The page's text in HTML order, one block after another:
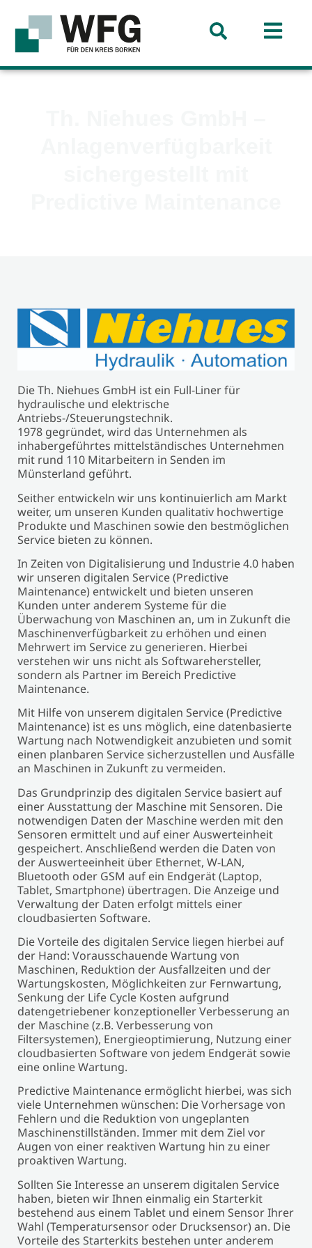
Die Th. Niehues GmbH ist ein Full-Liner für
hydraulische und elektrische
Antriebs-/Steuerungstechnik.
1978 gegründet, wird das Unternehmen als
inhabergeführtes mittelständisches Unternehmen
mit rund 110 Mitarbeitern in Senden im
Münsterland geführt.
Seither entwickeln wir uns kontinuierlich am Markt
weiter, um unseren Kunden qualitativ hochwertige
Produkte und Maschinen sowie den bestmöglichen
Service bieten zu können.
In Zeiten von Digitalisierung und Industrie 4.0 haben
wir unseren digitalen Service (Predictive
Maintenance) entwickelt und bieten unseren
Kunden unter anderem Systeme für die
Überwachung von Maschinen an, um in Zukunft die
Maschinenverfügbarkeit zu erhöhen und einen
Mehrwert im Service zu generieren. Hierbei
verstehen wir uns nicht als Softwarehersteller,
sondern als Partner im Bereich Predictive
Maintenance.
Mit Hilfe von unserem digitalen Service (Predictive
Maintenance) ist es uns möglich, eine datenbasierte
Wartung nach Notwendigkeit anzubieten und somit
einen planbaren Service sicherzustellen und Ausfälle
an Maschinen in Zukunft zu vermeiden.
Das Grundprinzip des digitalen Service basiert auf
einer Ausstattung der Maschine mit Sensoren. Die
notwendigen Daten der Maschine werden mit den
Sensoren ermittelt und auf einer Auswerteinheit
gespeichert. Anschließend werden die Daten von
der Auswerteeinheit über Ethernet, W-LAN,
Bluetooth oder GSM auf ein Endgerät (Laptop,
Tablet, Smartphone) übertragen. Die Anzeige und
Verwaltung der Daten erfolgt mittels einer
cloudbasierten Software.
Die Vorteile des digitalen Service liegen hierbei auf
der Hand: Vorausschauende Wartung von
Maschinen, Reduktion der Ausfallzeiten und der
Wartungskosten, Möglichkeiten zur Fernwartung,
Senkung der Life Cycle Kosten aufgrund
datengetriebener konzeptioneller Verbesserung an
der Maschine (z.B. Verbesserung von
Filtersystemen), Energieoptimierung, Nutzung einer
cloudbasierten Software von jedem Endgerät sowie
eine online Wartung.
Predictive Maintenance ermöglicht hierbei, was sich
viele Unternehmen wünschen: Die Vorhersage von
Fehlern und die Reduktion von ungeplanten
Maschinenstillständen. Immer mit dem Ziel vor
Augen von einer reaktiven Wartung hin zu einer
proaktiven Wartung.
Sollten Sie Interesse an unserem digitalen Service
haben, bieten wir Ihnen einmalig ein Starterkit
bestehend aus einem Tablet und einem Sensor Ihrer
Wahl (Temperatursensor oder Drucksensor) an. Die
Vorteile des Starterkits bestehen unter anderem